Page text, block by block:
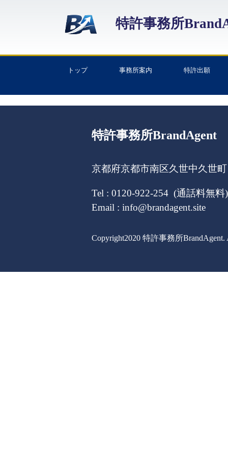
特許事務所
トップ 事務所案内 特許出願
特許事務所BrandAgent
京都府京都市南区久世中久世
Tel : 0120-922-254 (通話料無料)
Email : info@brandagent.site
Copyright2020 特許事務所BrandAgent.